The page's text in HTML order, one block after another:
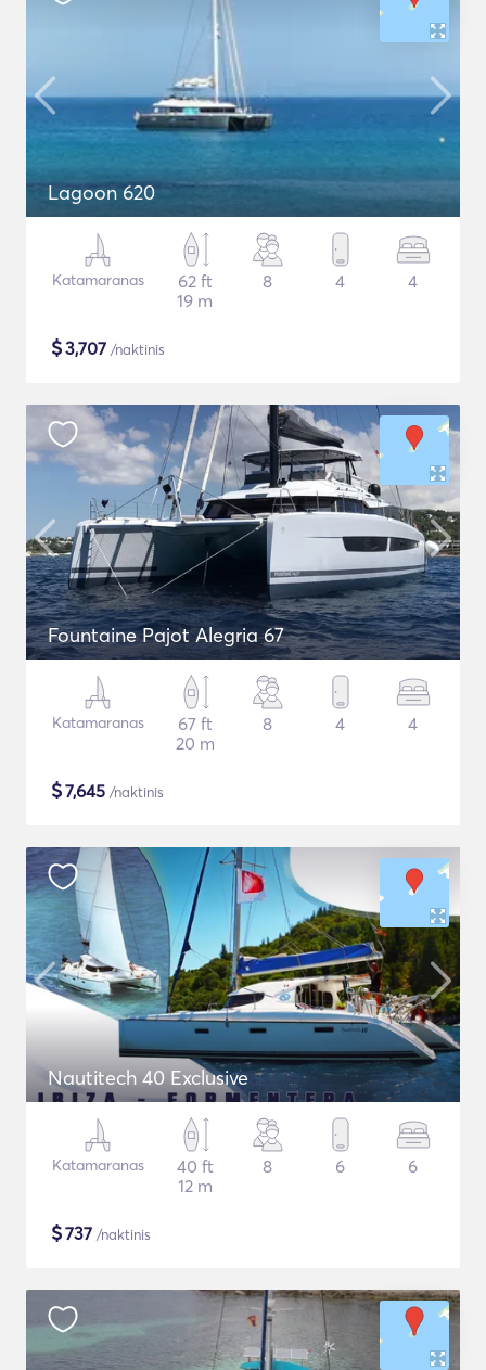
Lagoon 620
Katamaranas
62 ft
19 m
8 4 4
$3,707 /naktinis
Fountaine Pajot Alegria 67
Katamaranas
67 ft
20 m
8 4 4
$7,645 /naktinis
Nautitech 40 Exclusive
Katamaranas
40 ft
12 m
8 6 6
$737 /naktinis